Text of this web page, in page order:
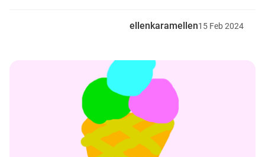
ellenkaramellen15 Feb2024